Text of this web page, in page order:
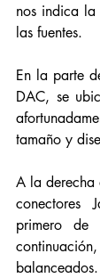
nos indica
las fuentes.
En la parte
DAC, se
tamaño y
A la derecha
conectores
primero